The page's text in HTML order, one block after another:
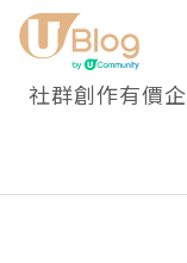
社群創作有價